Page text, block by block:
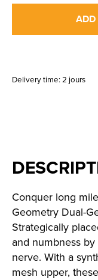
ADD
Delivery time: 2 jours
Conquer long
Geometry Dual-
Strategically
and numbness
nerve. With a
mesh upper,